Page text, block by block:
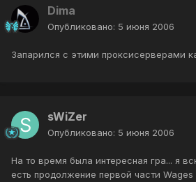
Dima
Опубликовано: 5 июня 2006
Запарился с этими проксисерверами
sWiZer
Опубликовано: 5 июня 2006
На то время была интересная гра... я
есть продолжение первой части